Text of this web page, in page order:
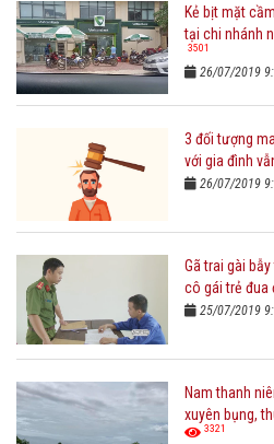
Kẻ bịt mặt
tại chi nhánh
3501
26/07/2019
3 đối tượng
với gia đình
26/07/2019
Gã trai gài
cô gái trẻ đua
25/07/2019
Nam thanh
xuyên bụng,
3321